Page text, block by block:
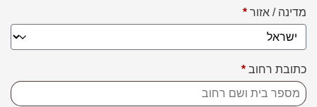
מדינה / אזור *
כתובת רחוב *